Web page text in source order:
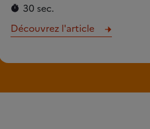
30 sec.
Découvrez l'article